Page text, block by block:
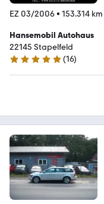
EZ 03/2006• 153.314 km
Hansemobil Autohaus
22145 Stapelfeld
5 Sterne
(16)